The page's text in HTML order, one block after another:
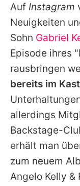
Auf Instagram
Neuigkeiten
Sohn Gabriel
Episode ihres
rausbringen
bereits im
allerdings
Backstage-
erhält man
zum neuem
Angelo Kelly &